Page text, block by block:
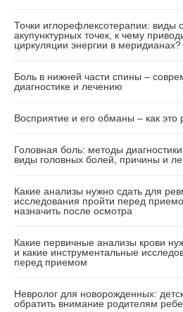
Точки иглорефлексотерапии: виды
акупунктурных точек, к чему
циркуляции энергии в меридианах?
Боль в нижней части спины –
диагностике и лечению
Восприятие и его обманы – как это
Головная боль: методы
виды головных болей, причины и
Какие анализы нужно сдать для
исследования пройти перед
назначить после осмотра
Какие первичные анализы крови
и какие инструментальные
перед приемом
Невролог для новорожденных:
обратить внимание родителям